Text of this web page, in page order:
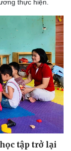
thực hiện.
tập trở lại